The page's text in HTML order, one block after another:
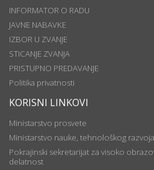
INFORMATOR O RADU
JAVNE NABAVKE
IZBOR U ZVANJE
STICANJE ZVANJA
PRISTUPNO PREDAVANJE
Politika privatnosti
KORISNI LINKOVI
Ministarstvo prosvete
Ministarstvo nauke, tehnološkog
Pokrajinski sekretarijat za visoko
delatnost